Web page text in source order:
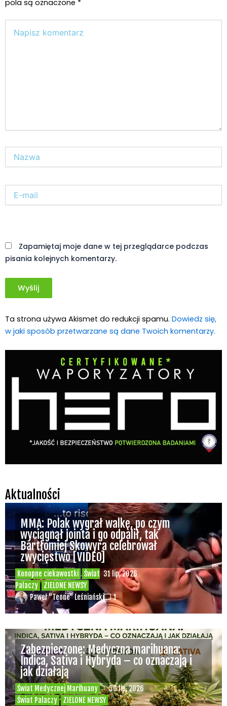
ZIELONE NEWSY
Paweł "Teone" Leśniański
Biznesu
ZIELONE NEWSY
Kombinat Konopny szuka inwestorów. Cel?
Ekspansja międzynarodowa, wejście w
Paweł "Teone" Leśniański
Prawa i legalizacji marihuany
ZIELONE NEWSY
Wolne Konopie: Komfort sąsiada jest
ważniejszy niż komfort pacjenta
korzystającego z medycznej marihuany
Paweł "Teone" Leśniański Brak komentarzy
ZIELONE NEWSY
Pies zjadł marihuanę leżącą na górskim
ratowników
Paweł "Teone" Leśniański Brak komentarzy
Inne
Świat Zielonego Kina i
Muzyki
ZIELONE NEWSY
15 lip, 2026
Ali G powraca? Pojawił się na finale
Wimbledonu jako diler zioła – „bo w tenisa
najlepiej gra się na trawie”
Czy w pociągach PKP IC można używać
medycznej marihuany? Mamy odpowiedź
spółki